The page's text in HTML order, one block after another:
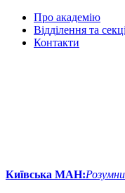
Про академію
Відділення та
Контакти
Київська МАН: